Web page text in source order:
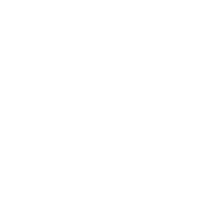
wir erneut einen
sehr schön und
der gut getarnt
wussten, wo wir zuerst
ein voller Erfolg,
Somit haben wir heute
Mal und sonnige
Absprache entschieden